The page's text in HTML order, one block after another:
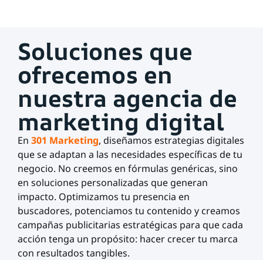
Soluciones que
ofrecemos en
nuestra agencia de
marketing digital
En 301 Marketing, diseñamos estrategias digitales
que se adaptan a las necesidades específicas de tu
negocio. No creemos en fórmulas genéricas, sino
en soluciones personalizadas que generan
impacto. Optimizamos tu presencia en
buscadores, potenciamos tu contenido y creamos
campañas publicitarias estratégicas para que cada
acción tenga un propósito: hacer crecer tu marca
con resultados tangibles.